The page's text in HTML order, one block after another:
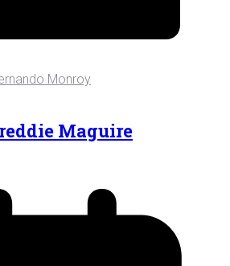
Monroy
Maguire